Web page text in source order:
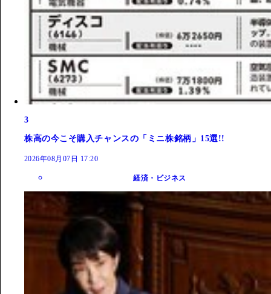
3
株高の今こそ購入チャンスの「ミニ株銘柄」15選!!
2026年08月07日 17:20
経済・ビジネス